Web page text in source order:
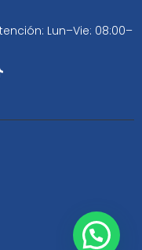
Lun–Vie: 08:00–